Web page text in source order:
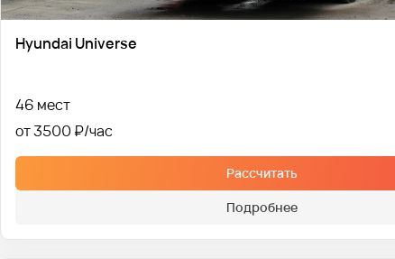
Hyundai Universe
46 мест
от 3500 ₽
Рассчитать
Подробнее